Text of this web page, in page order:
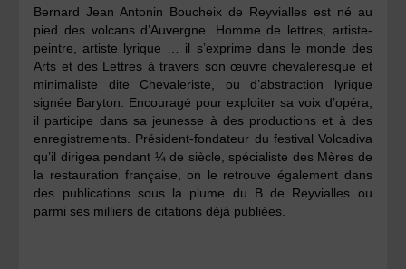
Bernard Jean Antonin Boucheix de Reyvialles est né au
pied des volcans d’Auvergne. Homme de lettres, artiste-
peintre, artiste lyrique … il s’exprime dans le monde des
Arts et des Lettres à travers son œuvre chevaleresque et
minimaliste dite Chevaleriste, ou d’abstraction lyrique
signée Baryton. Encouragé pour exploiter sa voix d’opéra,
il participe dans sa jeunesse à des productions et à des
enregistrements. Président-fondateur du festival Volcadiva
qu’il dirigea pendant ¼ de siècle, spécialiste des Mères de
la restauration française, on le retrouve également dans
des publications sous la plume du B de Reyvialles ou
parmi ses milliers de citations déjà publiées.